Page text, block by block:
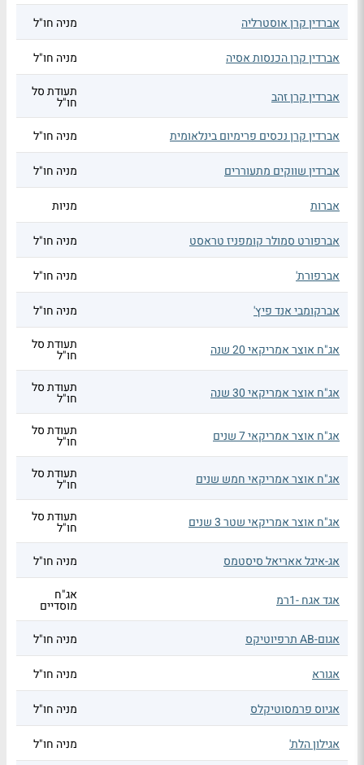
אברדין קרן אוסטרליה
מניה חו"ל
אברדין קרן הכנסות אסיה מניה חו"ל
אברדין קרן זהב תעודת סל
חו"ל
אברדין קרן נכסים פרימיום בינלאומית
מניה חו"ל
אברדין שווקים מתעוררים מניה חו"ל
אברות מניות
אברפורט סמולר קומפניז טראסט מניה חו"ל
אברפורת' מניה חו"ל
אברקומבי אנד פיץ' מניה חו"ל
אג"ח אוצר אמריקאי 20 שנה תעודת סל
חו"ל
אג"ח אוצר אמריקאי 30 שנה תעודת סל
חו"ל
אג"ח אוצר אמריקאי 7 שנים תעודת סל
חו"ל
אג"ח אוצר אמריקאי חמש שנים תעודת סל
חו"ל
אג"ח אוצר אמריקאי שטר 3 שנים תעודת סל
חו"ל
אג-איגל אאריאל סיסטמס
מניה חו"ל
אגד אגח -1רמ אג"ח
מוסדיים
אגום-AB תרפיוטיקס
מניה חו"ל
אגורא מניה חו"ל
אגיוס פרמסוטיקלס מניה חו"ל
אגילון הלת' מניה חו"ל